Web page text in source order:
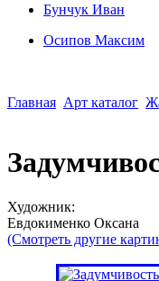
Бунчук Иван
Осипoв Максим
Главная Арт каталог
Художник:
Евдокименко Оксана
(Смотреть другие